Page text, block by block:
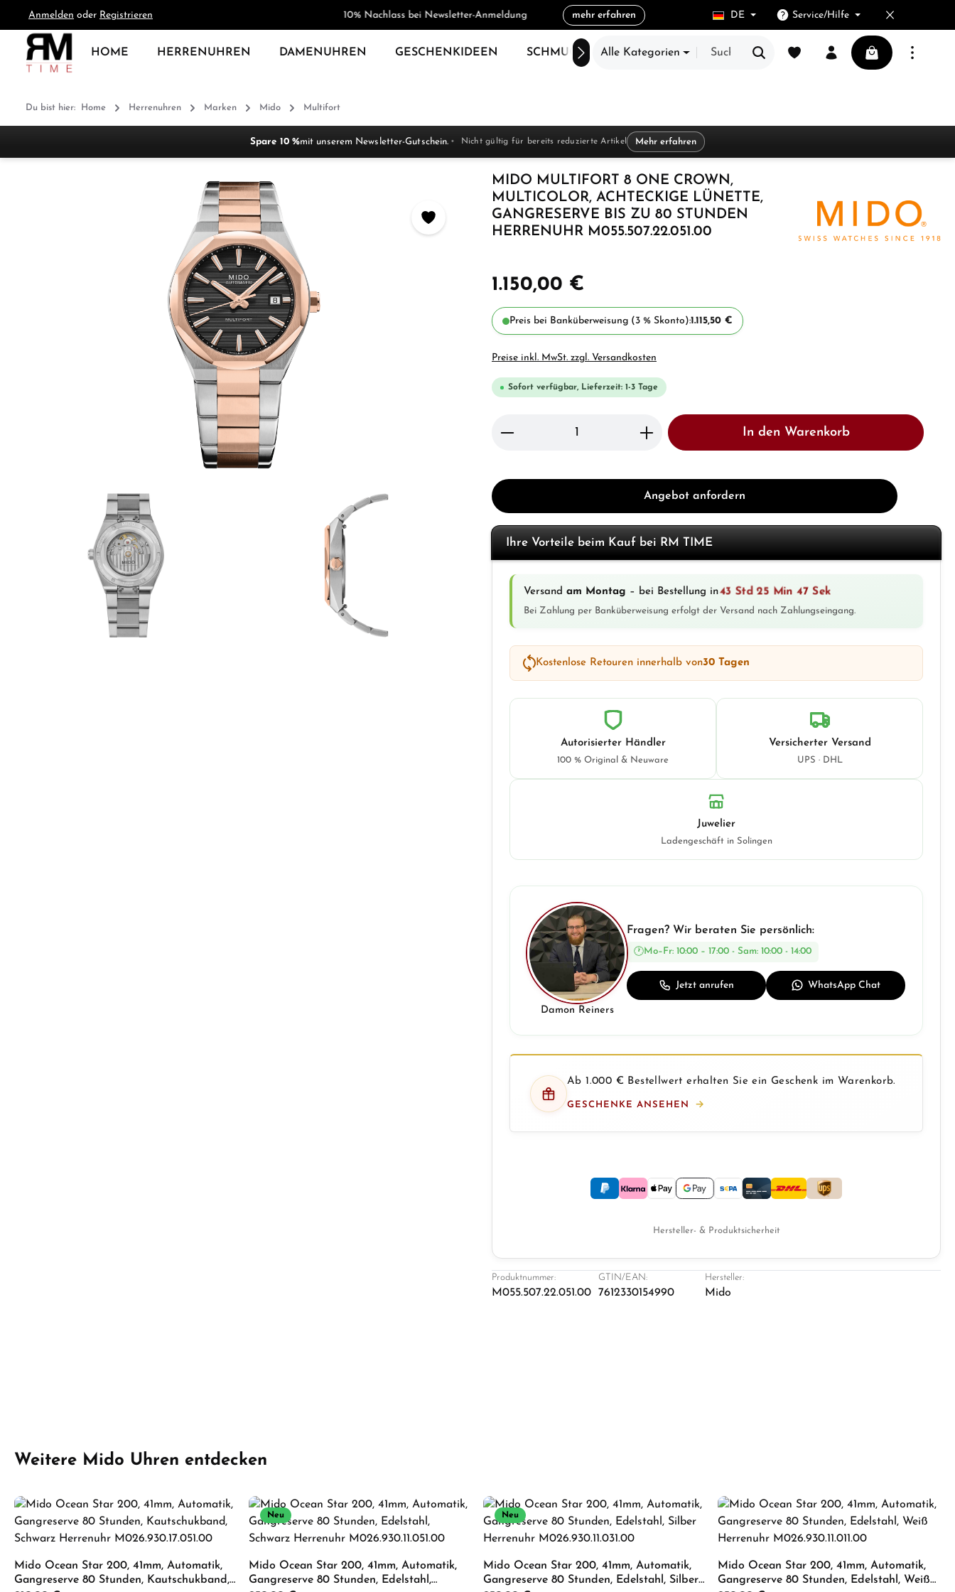
Zur Hauptnavigation springen
Anmelden oder Registrieren 10% Nachlass bei Newsletter-Anmeldung mehr erfahren DE Service/Hilfe
HOME HERRENUHREN DAMENUHREN GESCHENKIDEEN SCHMUCK SALE
Alle Kategorien
Du hast 0 Produkte auf dem
Warenkorb
Du bist hier: Home Herrenuhren Marken Mido Multifort
Spare 10 %mit unserem Newsletter-Gutschein. Nicht gültig für bereits reduzierte Artikel Mehr erfahren
MIDO MULTIFORT 8 ONE CROWN,
MULTICOLOR, ACHTECKIGE LÜNETTE,
GANGRESERVE BIS ZU 80 STUNDEN
HERRENUHR M055.507.22.051.00
1.150,00 €
Preis bei Banküberweisung (3 % Skonto):1.115,50 €
Preise inkl. MwSt. zzgl. Versandkosten
Sofort verfügbar, Lieferzeit: 1-3 Tage
Produkt Anzahl: Gib den gewünschten Wert ein oder
In den Warenkorb
Angebot anfordern
Ihre Vorteile beim Kauf bei RM TIME
Versand am Montag – bei Bestellung in43 Std 25 Min 45 Sek
Bei Zahlung per Banküberweisung erfolgt der Versand nach Zahlungseingang.
Kostenlose Retouren innerhalb von30 Tagen
Autorisierter Händler
100 % Original & Neuware
Versicherter Versand
UPS · DHL
Juwelier
Ladengeschäft in Solingen
Damon Reiners
Fragen? Wir beraten Sie persönlich:
Mo–Fr: 10:00 – 17:00 - Sam: 10:00 - 14:00
Jetzt anrufen WhatsApp Chat
Ab 1.000 € Bestellwert erhalten Sie ein Geschenk im Warenkorb.
GESCHENKE ANSEHEN
Hersteller- & Produktsicherheit
Produktnummer:
M055.507.22.051.00
GTIN/EAN:
7612330154990
Hersteller:
Mido
Produktgalerie überspringen
Weitere Mido Uhren entdecken
Mido Ocean Star 200, 41mm, Automatik,
Gangreserve 80 Stunden, Kautschukband,
Neu
Mido Ocean Star 200, 41mm, Automatik,
Gangreserve 80 Stunden, Edelstahl,
Neu
Mido Ocean Star 200, 41mm, Automatik,
Gangreserve 80 Stunden, Edelstahl, Silber
Mido Ocean Star 200, 41mm, Automatik,
Gangreserve 80 Stunden, Edelstahl, Weiß